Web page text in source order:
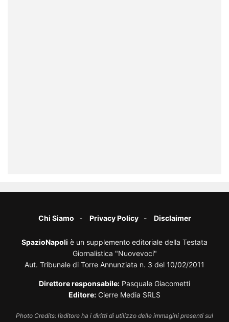
Chi Siamo Privacy Policy Disclaimer
SpazioNapoli è un supplemento editoriale della Testata
Giornalistica "Nuovevoci"
Aut. Tribunale di Torre Annunziata n. 3 del 10/02/2011
Direttore responsabile: Pasquale Giacometti
Editore: Cierre Media SRLS
Photo Credits: l’editore ha i diritti di utilizzo delle immagini presenti sul